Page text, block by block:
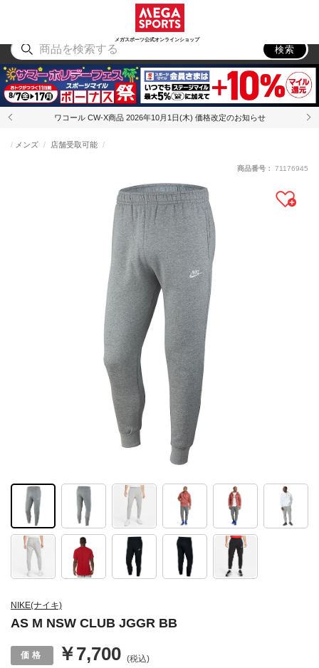
メガスポーツ公式オンラインショップ
アウトドア
検索
ワコール CW-X商品 2026年10月1日(木) 価格改定のお知らせ
NIKE(ナイキ)
AS M NSW CLUB JGGR BB
メンズ 店舗受取可能
￥7,700 (税込)
商品番号： 71176945